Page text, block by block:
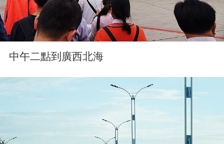
中午二點到廣西北海